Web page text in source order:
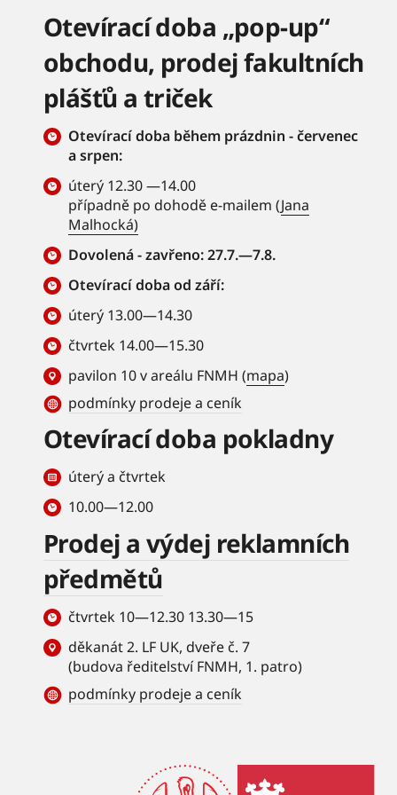
Otevírací doba „pop-up“
obchodu, prodej fakultních
plášťů a triček
Otevírací doba během prázdnin - červenec
a srpen:
úterý 12.30 —14.00
případně po dohodě e-mailem (Jana
Malhocká)
Dovolená - zavřeno: 27.7.—7.8.
Otevírací doba od září:
úterý 13.00—14.30
čtvrtek 14.00—15.30
pavilon 10 v areálu FNMH (mapa)
podmínky prodeje a ceník
Otevírací doba pokladny
úterý a čtvrtek
10.00—12.00
Prodej a výdej reklamních
předmětů
čtvrtek 10—12.30 13.30—15
děkanát 2. LF UK, dveře č. 7
(budova ředitelství FNMH, 1. patro)
podmínky prodeje a ceník